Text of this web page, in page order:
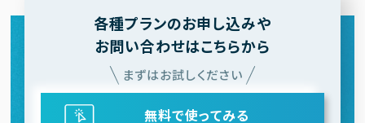
各種プランのお申し込みや
お問い合わせはこちらから
まずはお試しください
無料で使ってみる